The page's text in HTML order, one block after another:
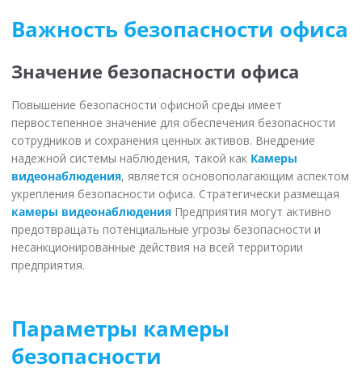
Важность безопасности офиса
Значение безопасности офиса
Повышение безопасности офисной среды имеет
первостепенное значение для обеспечения безопасности
сотрудников и сохранения ценных активов. Внедрение
надежной системы наблюдения, такой как Камеры
видеонаблюдения, является основополагающим аспектом
укрепления безопасности офиса. Стратегически размещая
камеры видеонаблюдения Предприятия могут активно
предотвращать потенциальные угрозы безопасности и
несанкционированные действия на всей территории
предприятия.
Параметры камеры
безопасности